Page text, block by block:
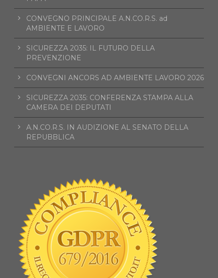
CONVEGNO PRINCIPALE A.N.CO.R.S. ad
AMBIENTE E LAVORO
SICUREZZA 2035: IL FUTURO DELLA
PREVENZIONE
CONVEGNI ANCORS AD AMBIENTE LAVORO 2026
SICUREZZA 2035: CONFERENZA STAMPA ALLA
CAMERA DEI DEPUTATI
A.N.CO.R.S. IN AUDIZIONE AL SENATO DELLA
REPUBBLICA